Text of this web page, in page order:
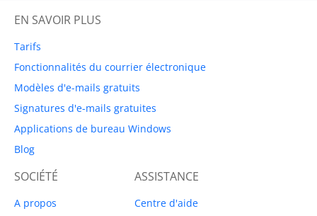
EN SAVOIR PLUS
Tarifs
Fonctionnalités du courrier électronique
Modèles d'e-mails gratuits
Signatures d'e-mails gratuites
Applications de bureau Windows
Blog
SOCIÉTÉ
A propos
ASSISTANCE
Centre d'aide